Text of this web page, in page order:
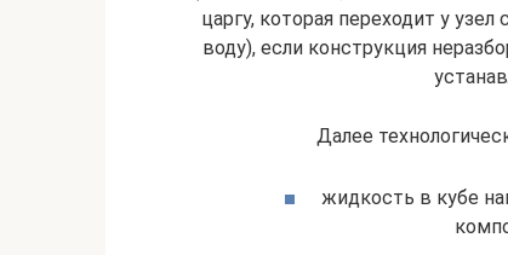
царгу, которая переходит у
воду), если конструкция
Далее
жидкость в кубе